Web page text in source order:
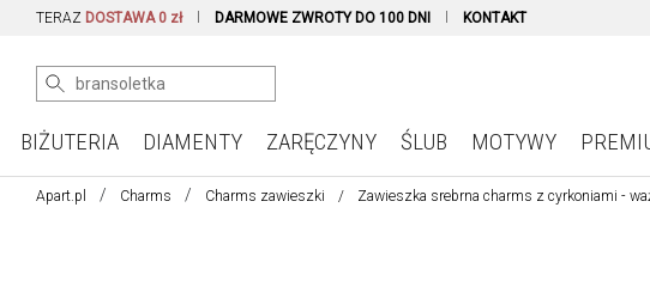
TERAZ DOSTAWA 0 zł DARMOWE ZWROTY DO 100 DNI KONTAKT
BIŻUTERIA DIAMENTY ZARĘCZYNY ŚLUB MOTYWY
Apart.pl Charms Charms zawieszki Zawieszka srebrna charms z cyrkoniami -